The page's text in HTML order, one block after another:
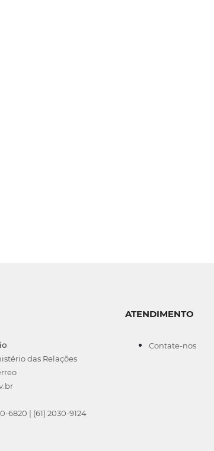
das Relações
6820 | (61) 2030-9124
ATENDIMENTO
Contate-nos